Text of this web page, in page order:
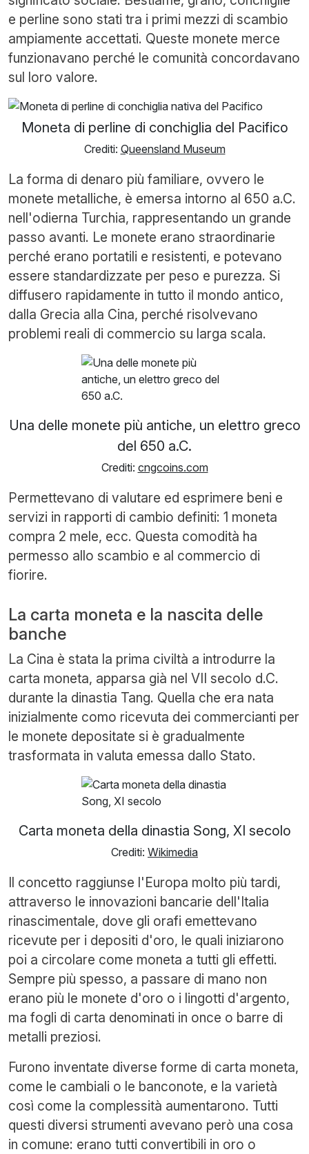
e perline sono stati tra i primi mezzi di scambio
ampiamente accettati. Queste monete merce
funzionavano perché le comunità concordavano
sul loro valore.
Moneta di perline di conchiglia del Pacifico
Crediti: Queensland Museum
La forma di denaro più familiare, ovvero le
monete metalliche, è emersa intorno al 650 a.C.
nell'odierna Turchia, rappresentando un grande
passo avanti. Le monete erano straordinarie
perché erano portatili e resistenti, e potevano
essere standardizzate per peso e purezza. Si
diffusero rapidamente in tutto il mondo antico,
dalla Grecia alla Cina, perché risolvevano
problemi reali di commercio su larga scala.
Una delle monete più antiche, un elettro greco
del 650 a.C.
Crediti: cngcoins.com
Permettevano di valutare ed esprimere beni e
servizi in rapporti di cambio definiti: 1 moneta
compra 2 mele, ecc. Questa comodità ha
permesso allo scambio e al commercio di
fiorire.
La carta moneta e la nascita delle
banche
La Cina è stata la prima civiltà a introdurre la
carta moneta, apparsa già nel VII secolo d.C.
durante la dinastia Tang. Quella che era nata
inizialmente como ricevuta dei commercianti per
le monete depositate si è gradualmente
trasformata in valuta emessa dallo Stato.
Carta moneta della dinastia Song, XI secolo
Crediti: Wikimedia
Il concetto raggiunse l'Europa molto più tardi,
attraverso le innovazioni bancarie dell'Italia
rinascimentale, dove gli orafi emettevano
ricevute per i depositi d'oro, le quali iniziarono
poi a circolare come moneta a tutti gli effetti.
Sempre più spesso, a passare di mano non
erano più le monete d'oro o i lingotti d'argento,
ma fogli di carta denominati in once o barre di
metalli preziosi.
Furono inventate diverse forme di carta moneta,
come le cambiali o le banconote, e la varietà
così come la complessità aumentarono. Tutti
questi diversi strumenti avevano però una cosa
in comune: erano tutti convertibili in oro o